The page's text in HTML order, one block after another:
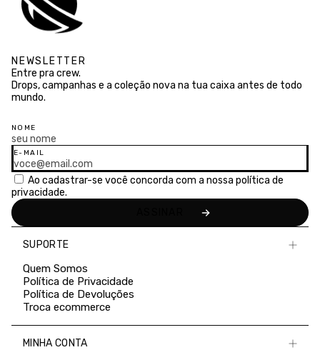
NEWSLETTER
Entre pra crew.
Drops, campanhas e a coleção nova na tua caixa antes de todo
mundo.
NOME
E-MAIL
Ao cadastrar-se você concorda com a nossa política de
privacidade.
SUPORTE
Quem Somos
Política de Privacidade
Política de Devoluções
Troca ecommerce
MINHA CONTA